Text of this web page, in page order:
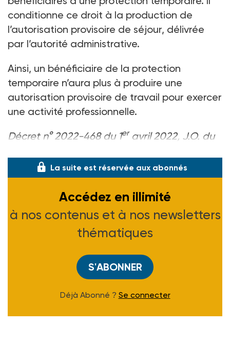
conditionne ce droit à la production de
l’autorisation provisoire de séjour, délivrée
par l’autorité administrative.
Ainsi, un bénéficiaire de la protection
temporaire n’aura plus à produire une
autorisation provisoire de travail pour exercer
une activité professionnelle.
Décret n° 2022-468 du 1eravril 2022, J.O. du
La suite est réservée aux abonnés
Accédez en illimité
à nos contenus et à nos newsletters
thématiques
S'ABONNER
Déjà Abonné ? Se connecter